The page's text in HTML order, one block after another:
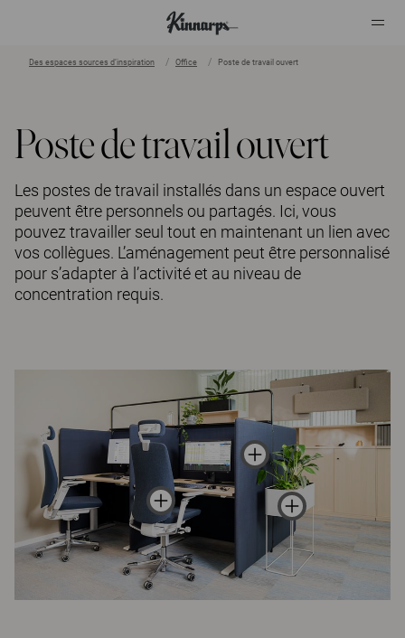
Des espaces sources d’inspiration Office Poste de travail ouvert
Poste de travail ouvert
Les postes de travail installés dans un espace ouvert
peuvent être personnels ou partagés. Ici, vous
pouvez travailler seul tout en maintenant un lien avec
vos collègues. L’aménagement peut être personnalisé
pour s’adapter à l’activité et au niveau de
concentration requis.